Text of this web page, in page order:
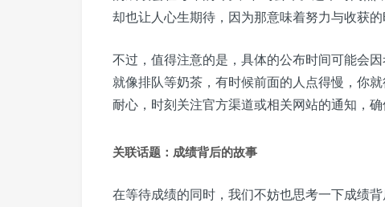
却也让人心生期待，因为那意味着努力与收获的
不过，值得注意的是，具体的公布时间可能会
就像排队等奶茶，有时候前面的人点得慢，你
耐心，时刻关注官方渠道或相关网站的通知，确
关联话题：成绩背后的故事
在等待成绩的同时，我们不妨也思考一下成绩